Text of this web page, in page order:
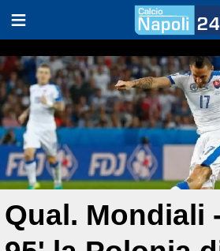
Qual. Mondiali